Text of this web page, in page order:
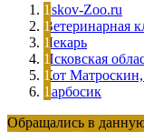
Pskov-Zoo.ru
Ветеринарная
Лекарь
Псковская
Кот
Барбосик
Обращались в